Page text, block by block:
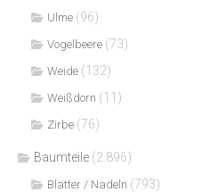
Ulme (96)
Vogelbeere (73)
Weide (132)
Weißdorn (11)
Zirbe (76)
Baumteile (2.896)
Blätter / Nadeln (793)